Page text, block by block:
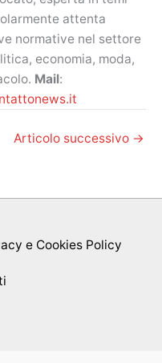
attenta
normative nel settore
economia, moda,
Mail:
Articolo successivo →
e Cookies Policy